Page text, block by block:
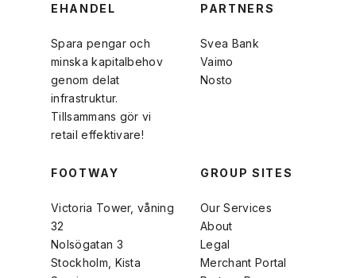
EHANDEL
Spara pengar och
minska kapitalbehov
genom delat
infrastruktur.
Tillsammans gör vi
retail effektivare!
PARTNERS
Svea Bank
Vaimo
Nosto
FOOTWAY
Victoria Tower, våning
32
Nolsögatan 3
Stockholm, Kista
GROUP SITES
Our Services
About
Legal
Merchant Portal